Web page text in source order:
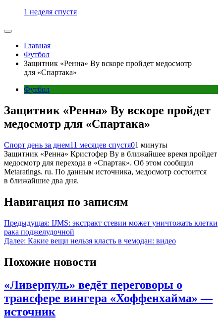
1 неделя спустя
Главная
Футбол
Защитник «Ренна» Ву вскоре пройдет медосмотр
для «Спартака»
Футбол
Защитник «Ренна» Ву вскоре пройдет
медосмотр для «Спартака»
Спорт день за днем11 месяцев спустя01 минуты
Защитник «Ренна» Кристофер Ву в ближайшее время пройдет
медосмотр для перехода в «Спартак». Об этом сообщил
Metaratings. ru. По данным источника, медосмотр состоится
в ближайшие два дня.
Навигация по записям
Предыдущая: IJMS: экстракт стевии может уничтожать клетки
рака поджелудочной
Далее: Какие вещи нельзя класть в чемодан: видео
Похожие новости
«Ливерпуль» ведёт переговоры о
трансфере вингера «Хоффенхайма» —
источник